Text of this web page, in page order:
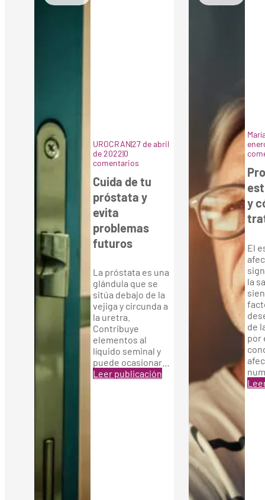
UROCRAN|27 de abril
de 2022|0
comentarios
Cuida de tu
próstata y
evita
problemas
futuros
La próstata es una
glándula que se
sitúa debajo de la
vejiga y circunda a
la uretra.
Contribuye
elementos al
líquido seminal y
puede ocasionar…
Leer publicación
y
El
la
de
por